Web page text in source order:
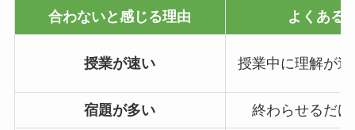
合わないと感じる理由 よくある
授業が速い 授業中に理解が
宿題が多い 終わらせるだ